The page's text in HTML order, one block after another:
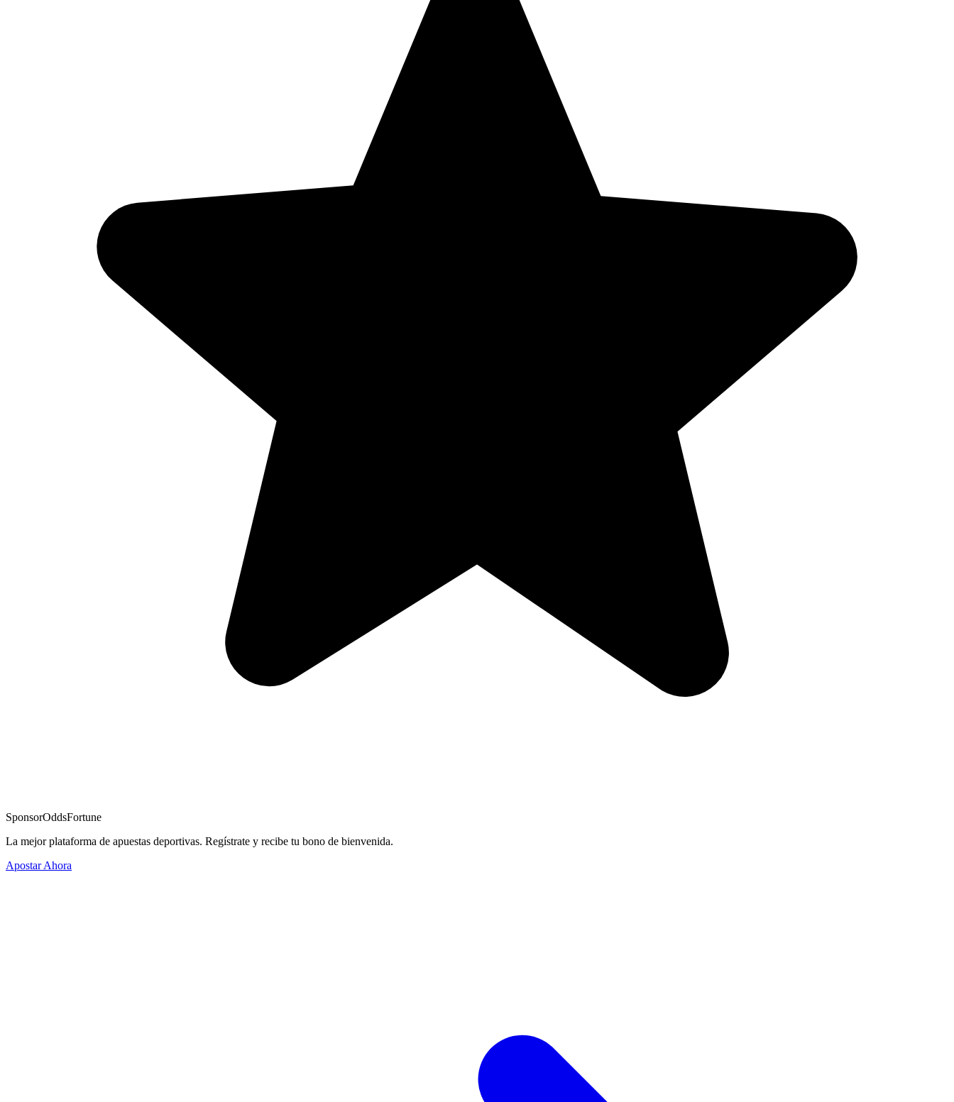
SponsorOddsFortune
La mejor plataforma de apuestas deportivas. Regístrate y recibe tu bono de bienvenida.
Apostar Ahora